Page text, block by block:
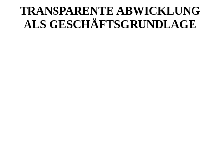
TRANSPARENTE ABWICKLUNG
ALS GESCHÄFTSGRUNDLAGE